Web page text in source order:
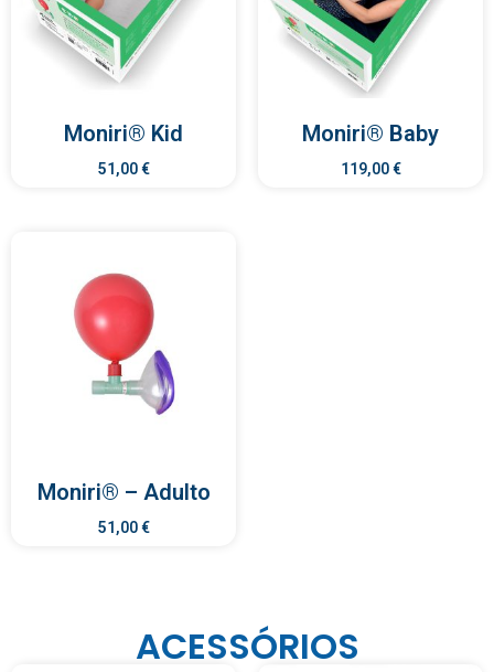
Moniri® Kid
51,00€
Moniri® Baby
119,00€
Moniri® – Adulto
51,00€
ACESSÓRIOS